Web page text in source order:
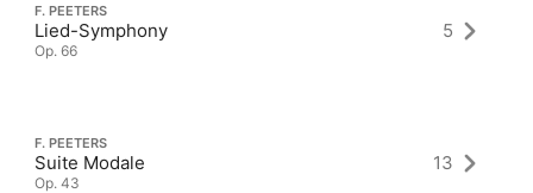
F. PEETERS
Lied-Symphony
Op. 66
5
F. PEETERS
Suite Modale
Op. 43
13